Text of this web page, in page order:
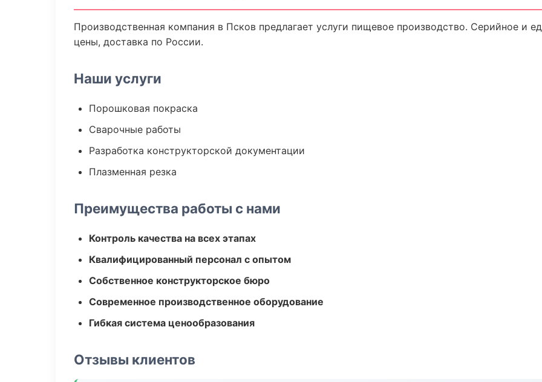
Производственная компания в Псков предлагает услуги пищевое производство. Серийное и
цены, доставка по России.
Наши услуги
Порошковая покраска
Сварочные работы
Разработка конструкторской документации
Плазменная резка
Преимущества работы с нами
Контроль качества на всех этапах
Квалифицированный персонал с опытом
Собственное конструкторское бюро
Современное производственное оборудование
Гибкая система ценообразования
Отзывы клиентов